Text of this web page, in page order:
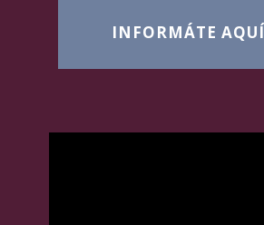
INFORMÁTE AQUÍ